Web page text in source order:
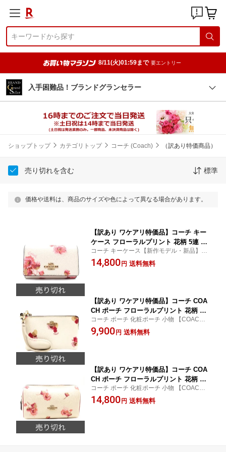
8/11(火)01:59まで 要エントリー
入手困難品！ブランドグランセラー
ショップトップ カテゴリトップ コーチ (Coach) （訳あり特価商品）
売り切れを含む 標準
価格や送料は、商品のサイズや色によって異なる場合があります。
【訳あり ワケアリ特価品】コーチ キー
ケース フローラルプリント 花柄 5連 キ
ーケース レディース CO-379 IMCAH ホ
ワイト【COACH コーチ C0379】【新作
コーチ キーケース【新作モデル・新品】
【COACH コーチ】
14,800 円 送料無料
【訳あり ワケアリ特価品】コーチ COA
CH ポーチ フローラルプリント 花柄 リ
ストレットポーチ 小物入れ F65307 IMC
AH【COACH コーチ ポーチ】【楽ギフ_
コーチ ポーチ 化粧ポーチ 小物 【COACH
コーチ】
9,900 円 送料無料
【訳あり ワケアリ特価品】コーチ COA
CH ポーチ フローラルプリント 花柄 コ
スメティック化粧ポーチ 小物入れ C735
8 IMCAH【COACH コーチ ポーチ】
コーチ ポーチ 化粧ポーチ 小物 【COACH
コーチ】
14,800 円 送料無料